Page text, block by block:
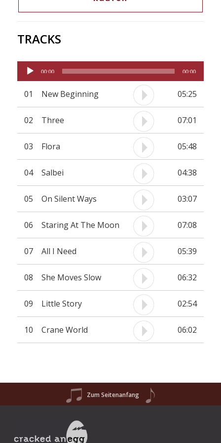
die Einflüsse aus der Klassik und dem weiten Feld
geben dem Ganzen einen unverwechselbaren
TRACKS
Audio-
Player
00:00 00:00
01 New Beginning 05:25
02 Three 07:01
03 Flora 05:48
04 Salbei 04:38
05 On Silent Ways 03:07
06 Staring At The Moon 07:08
07 All I Need 05:39
08 She Moves Slow 06:32
09 Little Story 02:54
10 Crane World 06:02
Zum Seitenanfang